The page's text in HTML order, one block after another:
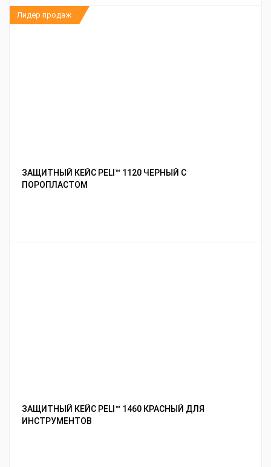
ЗАЩИТНЫЙ КЕЙС PELI™ 1120 ЧЕРНЫЙ С
ПОРОПЛАСТОМ
Лидер продаж
ЗАЩИТНЫЙ КЕЙС PELI™ 1460 КРАСНЫЙ ДЛЯ
ИНСТРУМЕНТОВ